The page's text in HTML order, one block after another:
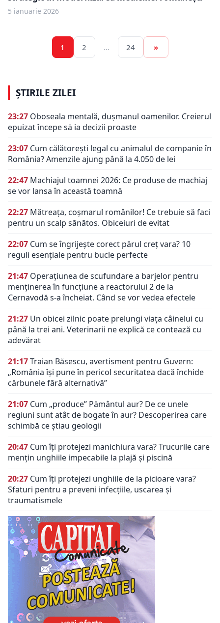
5 ianuarie 2026
1 2 … 24 »
ȘTIRILE ZILEI
23:27 Oboseala mentală, dușmanul oamenilor. Creierul
epuizat începe să ia decizii proaste
23:07 Cum călătorești legal cu animalul de companie în
România? Amenzile ajung până la 4.050 de lei
22:47 Machiajul toamnei 2026: Ce produse de machiaj
se vor lansa în această toamnă
22:27 Mătreața, coșmarul românilor! Ce trebuie să faci
pentru un scalp sănătos. Obiceiuri de evitat
22:07 Cum se îngrijește corect părul creț vara? 10
reguli esențiale pentru bucle perfecte
21:47 Operațiunea de scufundare a barjelor pentru
menținerea în funcțiune a reactorului 2 de la
Cernavodă s-a încheiat. Când se vor vedea efectele
21:27 Un obicei zilnic poate prelungi viața câinelui cu
până la trei ani. Veterinarii ne explică ce contează cu
adevărat
21:17Traian Băsescu, avertisment pentru Guvern:
„România își pune în pericol securitatea dacă închide
cărbunele fără alternativă”
21:07 Cum „produce” Pământul aur? De ce unele
regiuni sunt atât de bogate în aur? Descoperirea care
schimbă ce știau geologii
20:47 Cum îți protejezi manichiura vara? Trucurile care
mențin unghiile impecabile la plajă și piscină
20:27 Cum îți protejezi unghiile de la picioare vara?
Sfaturi pentru a preveni infecțiile, uscarea și
traumatismele